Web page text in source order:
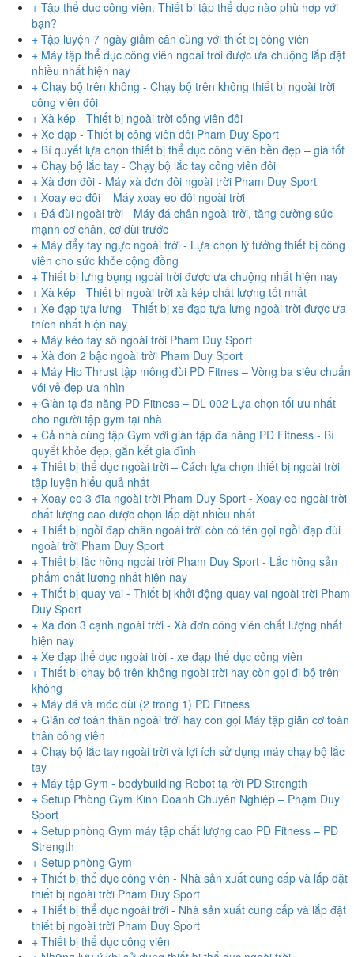
+ Tập thể dục công viên: Thiết bị tập thể dục nào phù hợp với
bạn?
+ Tập luyện 7 ngày giảm cân cùng với thiết bị công viên
+ Máy tập thể dục công viên ngoài trời được ưa chuộng lắp đặt
nhiều nhất hiện nay
+ Chạy bộ trên không - Chạy bộ trên không thiết bị ngoài trời
công viên đôi
+ Xà kép - Thiết bị ngoài trời công viên đôi
+ Xe đạp - Thiết bị công viên đôi Pham Duy Sport
+ Bí quyết lựa chọn thiết bị thể dục công viên bền đẹp – giá tốt
+ Chạy bộ lắc tay - Chạy bộ lắc tay công viên đôi
+ Xà đơn đôi - Máy xà đơn đôi ngoài trời Pham Duy Sport
+ Xoay eo đôi – Máy xoay eo đôi ngoài trời
+ Đá đùi ngoài trời - Máy đá chân ngoài trời, tăng cường sức
mạnh cơ chân, cơ đùi trước
+ Máy đẩy tay ngực ngoài trời - Lựa chọn lý tưởng thiết bị công
viên cho sức khỏe cộng đồng
+ Thiết bị lưng bụng ngoài trời được ưa chuộng nhất hiện nay
+ Xà kép - Thiết bị ngoài trời xà kép chất lượng tốt nhất
+ Xe đạp tựa lưng - Thiết bị xe đạp tựa lưng ngoài trời được ưa
thích nhất hiện nay
+ Máy kéo tay sô ngoài trời Pham Duy Sport
+ Xà đơn 2 bậc ngoài trời Pham Duy Sport
+ Máy Hip Thrust tập mông đùi PD Fitnes – Vòng ba siêu chuẩn
với vẻ đẹp ưa nhìn
+ Giàn tạ đa năng PD Fitness – DL 002 Lựa chọn tối ưu nhất
cho người tập gym tại nhà
+ Cả nhà cùng tập Gym với giàn tập đa năng PD Fitness - Bí
quyết khỏe đẹp, gắn kết gia đình
+ Thiết bị thể dục ngoài trời – Cách lựa chọn thiết bị ngoài trời
tập luyện hiểu quả nhất
+ Xoay eo 3 đĩa ngoài trời Pham Duy Sport - Xoay eo ngoài trời
chất lượng cao được chọn lắp đặt nhiều nhất
+ Thiết bị ngồi đạp chân ngoài trời còn có tên gọi ngồi đạp đùi
ngoài trời Pham Duy Sport
+ Thiết bị lắc hông ngoài trời Pham Duy Sport - Lắc hông sản
phẩm chất lượng nhất hiện nay
+ Thiết bị quay vai - Thiết bị khởi động quay vai ngoài trời Pham
Duy Sport
+ Xà đơn 3 cạnh ngoài trời - Xà đơn công viên chất lượng nhất
hiện nay
+ Xe đạp thể dục ngoài trời - xe đạp thể dục công viên
+ Thiết bị chạy bộ trên không ngoài trời hay còn gọi đi bộ trên
không
+ Máy đá và móc đùi (2 trong 1) PD Fitness
+ Giãn cơ toàn thân ngoài trời hay còn gọi Máy tập giãn cơ toàn
thân công viên
+ Chạy bộ lắc tay ngoài trời và lợi ích sử dụng máy chạy bộ lắc
tay
+ Máy tập Gym - bodybuilding Robot tạ rời PD Strength
+ Setup Phòng Gym Kinh Doanh Chuyên Nghiệp – Phạm Duy
Sport
+ Setup phòng Gym máy tập chất lượng cao PD Fitness – PD
Strength
+ Setup phòng Gym
+ Thiết bị thể dục công viên - Nhà sản xuất cung cấp và lắp đặt
thiết bị ngoài trời Pham Duy Sport
+ Thiết bị thể dục ngoài trời - Nhà sản xuất cung cấp và lắp đặt
thiết bị ngoài trời Pham Duy Sport
+ Thiết bị thể dục công viên